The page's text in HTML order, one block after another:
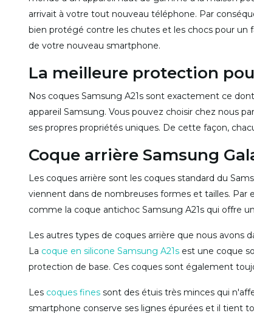
arrivait à votre tout nouveau téléphone. Par
bien protégé contre les chutes et les chocs pour un
de votre nouveau smartphone.
La meilleure protection
Nos coques Samsung A21s sont exactement ce
appareil Samsung. Vous pouvez choisir chez nous
ses propres propriétés uniques. De cette façon,
Coque arrière Samsung
Les coques arrière sont les coques standard du
viennent dans de nombreuses formes et tailles. Par
comme la coque antichoc Samsung A21s qui offre
Les autres types de coques arrière que nous avons
La coque en silicone Samsung A21s est une coque
protection de base. Ces coques sont également
Les coques fines sont des étuis très minces qui
smartphone conserve ses lignes épurées et il tient